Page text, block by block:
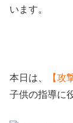
います。
本日は、 【攻
子供の指導に